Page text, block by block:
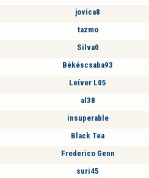
jovica8
tazmo
Silva0
Békéscsaba93
Leíver L05
al38
insuperable
Black Tea
Frederico Genn
suri45